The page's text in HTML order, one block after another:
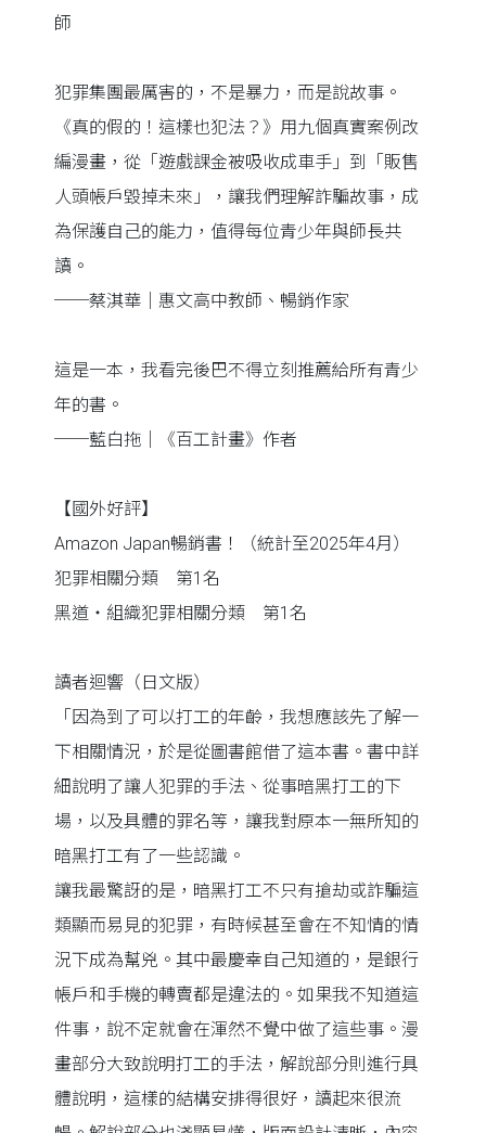
師
犯罪集團最厲害的，不是暴力，而是說故事。
《真的假的！這樣也犯法？》用九個真實案例改
編漫畫，從「遊戲課金被吸收成車手」到「販售
人頭帳戶毀掉未來」，讓我們理解詐騙故事，成
為保護自己的能力，值得每位青少年與師長共
讀。
──蔡淇華｜惠文高中教師、暢銷作家
這是一本，我看完後巴不得立刻推薦給所有青少
年的書。
──藍白拖｜《百工計畫》作者
【國外好評】
Amazon Japan暢銷書！（統計至2025年4月）
犯罪相關分類 第1名
黑道・組織犯罪相關分類 第1名
讀者迴響（日文版）
「因為到了可以打工的年齡，我想應該先了解一
下相關情況，於是從圖書館借了這本書。書中詳
細說明了讓人犯罪的手法、從事暗黑打工的下
場，以及具體的罪名等，讓我對原本一無所知的
暗黑打工有了一些認識。
讓我最驚訝的是，暗黑打工不只有搶劫或詐騙這
類顯而易見的犯罪，有時候甚至會在不知情的情
況下成為幫兇。其中最慶幸自己知道的，是銀行
帳戶和手機的轉賣都是違法的。如果我不知道這
件事，說不定就會在渾然不覺中做了這些事。漫
畫部分大致說明打工的手法，解說部分則進行具
體說明，這樣的結構安排得很好，讀起來很流